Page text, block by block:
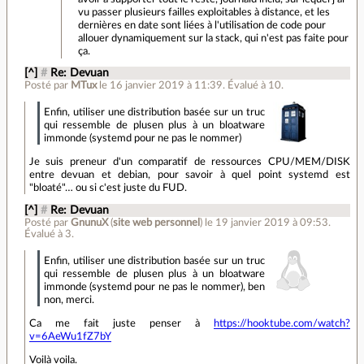
vu passer plusieurs failles exploitables à distance, et les
dernières en date sont liées à l'utilisation de code pour
allouer dynamiquement sur la stack, qui n'est pas faite pour
ça.
[^] # Re: Devuan
Posté par MTux le 16 janvier 2019 à 11:39. Évalué à 10.
Enfin, utiliser une distribution basée sur un truc
qui ressemble de plusen plus à un bloatware
immonde (systemd pour ne pas le nommer)
Je suis preneur d'un comparatif de ressources CPU/MEM/DISK
entre devuan et debian, pour savoir à quel point systemd est
"bloaté"… ou si c'est juste du FUD.
[^] # Re: Devuan
Posté par GnunuX(site web personnel ) le 19 janvier 2019 à 09:53.
Évalué à 3.
Enfin, utiliser une distribution basée sur un truc
qui ressemble de plusen plus à un bloatware
immonde (systemd pour ne pas le nommer), ben
non, merci.
Ca me fait juste penser à
https://hooktube.com/watch?
v=6AeWu1fZ7bY
Voilà voila.